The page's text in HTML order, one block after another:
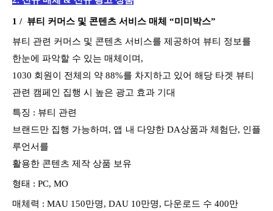
1 / 뷰티 커머스 및 콘텐츠 서비스 매체 “미미박스”
뷰티 관련 커머스 및 콘텐츠 서비스를 제공하여 뷰티 정보를
한눈에 파악할 수 있는 매체이며,
1030 회원이 전체의 약 88%를 차지하고 있어 해당 타겟 뷰티
관련 캠페인 집행 시 높은 광고 효과 기대
특징 : 뷰티 관련
브랜드만 집행 가능하며, 앱 내 다양한 DA상품과 체험단, 인플
루언서를
활용한 콘텐츠 제작 상품 보유
형태 : PC, MO
매체력 : MAU 150만명, DAU 10만명, 다운로드 수 400만